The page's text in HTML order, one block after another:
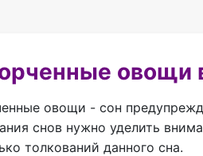
овощи
овощи - сон
снов нужно уделить
толкований данного сна.